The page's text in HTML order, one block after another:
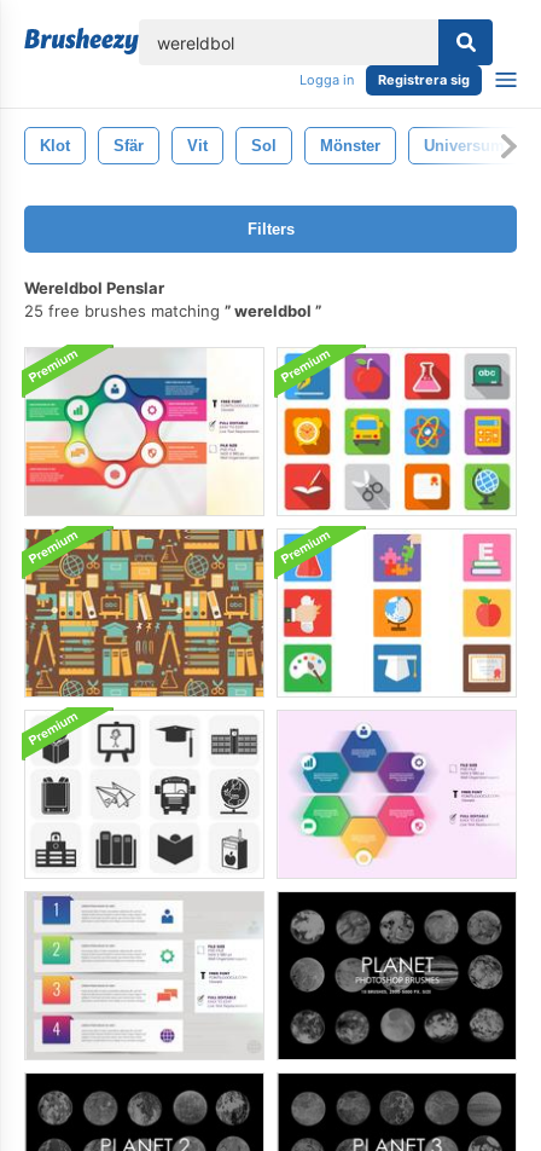
Logga in Registrera sig
Klot Sfär Vit Sol Mönster Universum
Filters
Wereldbol Penslar
25 free brushes matching
wereldbol